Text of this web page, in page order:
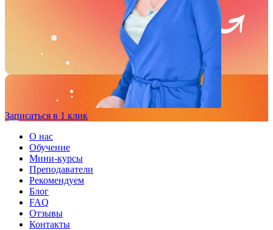
Записаться в 1 клик
О нас
Обучение
Мини-курсы
Преподаватели
Рекомендуем
Блог
FAQ
Отзывы
Контакты